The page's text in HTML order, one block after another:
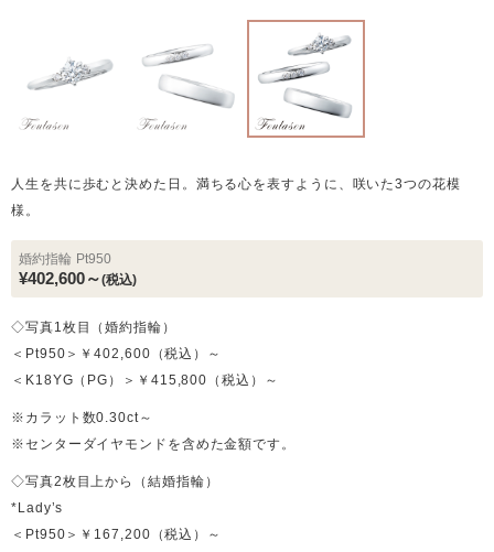
人生を共に歩むと決めた日。満ちる心を表すように、咲いた3つの花模
様。
婚約指輪 Pt950
¥402,600～(税込)
◇写真1枚目（婚約指輪）
＜Pt950＞￥402,600（税込）～
＜K18YG（PG）＞￥415,800（税込）～
※カラット数0.30ct～
※センターダイヤモンドを含めた金額です。
◇写真2枚目上から（結婚指輪）
*Lady’s
＜Pt950＞￥167,200（税込）～